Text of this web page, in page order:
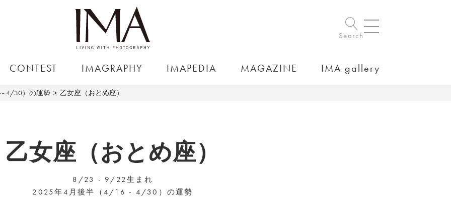
Search
CONTEST IMAGRAPHY IMAPEDIA MAGAZINE IMA gallery
4/30）の運勢 乙女座（おとめ座）
乙女座（おとめ座）
8/23 - 9/22生まれ
2025年4月後半（4/16 - 4/30）の運勢